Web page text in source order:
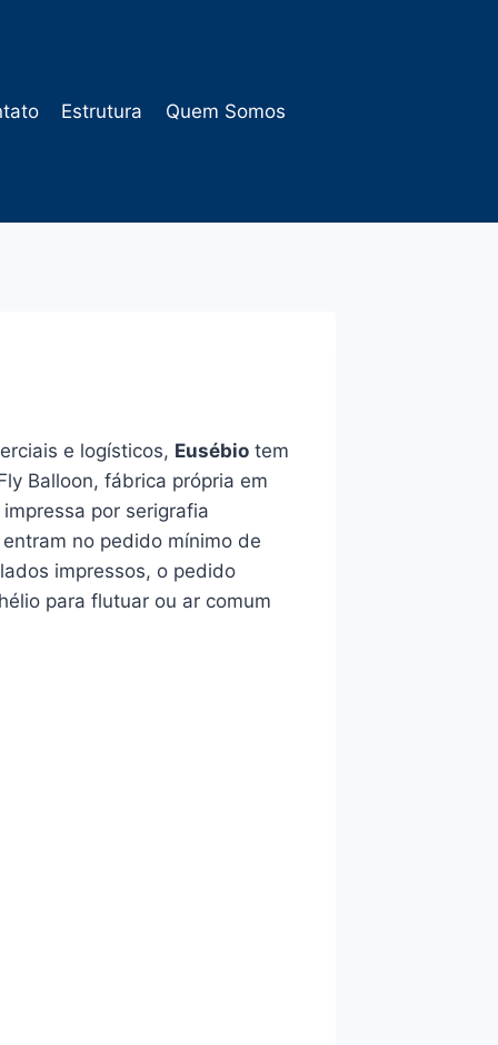
Estrutura Quem Somos
e logísticos, Eusébiotem
Balloon, fábrica própria em
por serigrafia
no pedido mínimo de
impressos, o pedido
para flutuar ou ar comum